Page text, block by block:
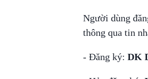
Người dùng
thông qua tin
- Đăng ký: DK